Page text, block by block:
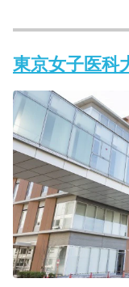
東京女子医科